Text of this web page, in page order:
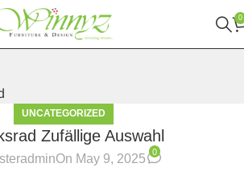
0
UNCATEGORIZED
Zufällige Auswahl
On May 9, 2025
0